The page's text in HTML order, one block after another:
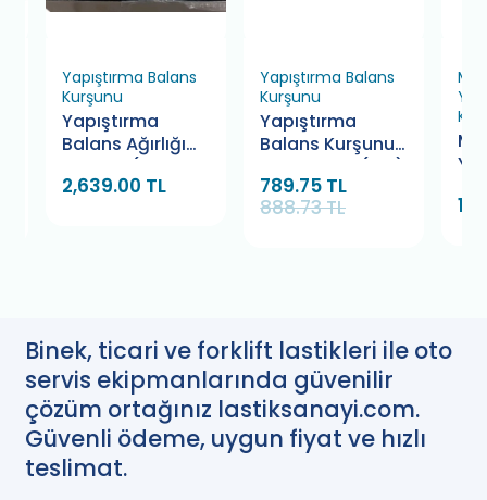
Yapıştırma Balans
Kurşunu
Yapıştırma
Balans Ağırlığı
5-10 gr. (400
Adet)
2,639.00 TL
Yapıştırma Balans
Kurşunu
Yapıştırma
Balans Kurşunu
5x5 Bamek (100)
789.75 TL
888.73 TL
Binek, ticari ve forklift lastikleri ile oto
servis ekipmanlarında güvenilir
çözüm ortağınız lastiksanayi.com.
Güvenli ödeme, uygun fiyat ve hızlı
teslimat.